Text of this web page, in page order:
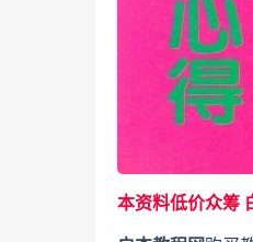
本资料低价众筹